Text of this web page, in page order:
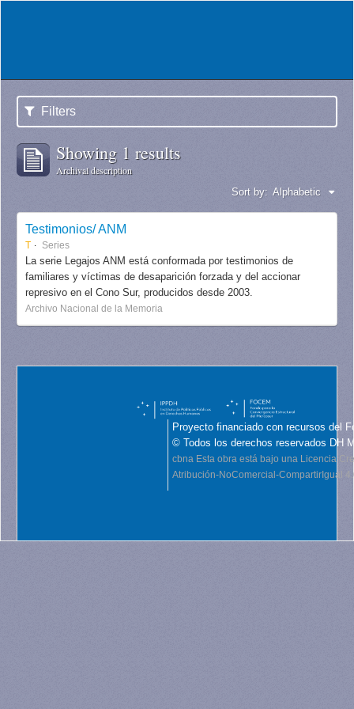
Filters
Showing 1 results
Archival description
Sort by: Alphabetic
Testimonios/ ANM
T Series
La serie Legajos ANM está conformada por testimonios de
familiares y víctimas de desaparición forzada y del accionar
represivo en el Cono Sur, producidos desde 2003.
Archivo Nacional de la Memoria
Proyecto financiado con recursos del
© Todos los derechos reservados DH
cbna Esta obra está bajo una Licencia
Atribución-NoComercial-CompartirIgual